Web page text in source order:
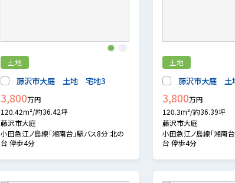
1
藤沢市大庭 土地 宅地3
土地
3,800万円
120.42m²/約36.42坪
藤沢市大庭
小田急江ノ島線「湘南台」駅バス8分 北の
台 停歩4分
藤沢市大庭
土地
3,800万円
120.3m²/約36.39坪
藤沢市大庭
小田急江ノ島線「湘南
台 停歩4分